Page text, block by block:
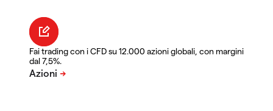
Fai trading con i CFD su 12.000 azioni globali, con margini
dal 7,5%.